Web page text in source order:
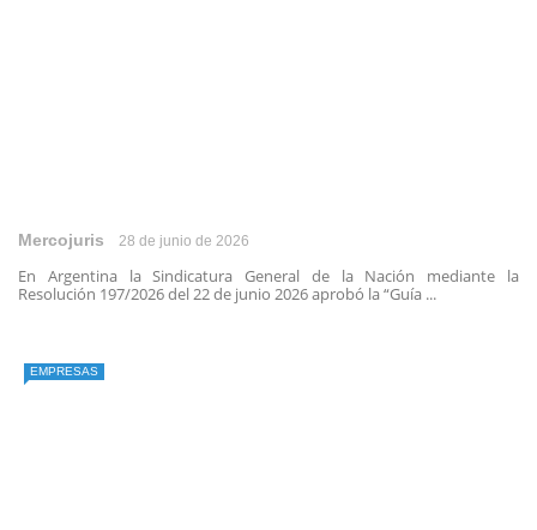
Mercojuris 28 de junio de 2026
En Argentina la Sindicatura General de la Nación mediante la
Resolución 197/2026 del 22 de junio 2026 aprobó la “Guía ...
EMPRESAS